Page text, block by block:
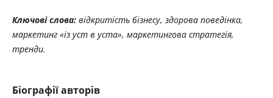
Ключові слова: відкритість бізнесу, здорова поведінка,
маркетинг «із уст в уста», маркетингова стратегія,
тренди.
Біографії авторів